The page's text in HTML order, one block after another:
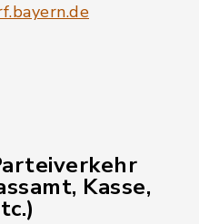
Kasse,